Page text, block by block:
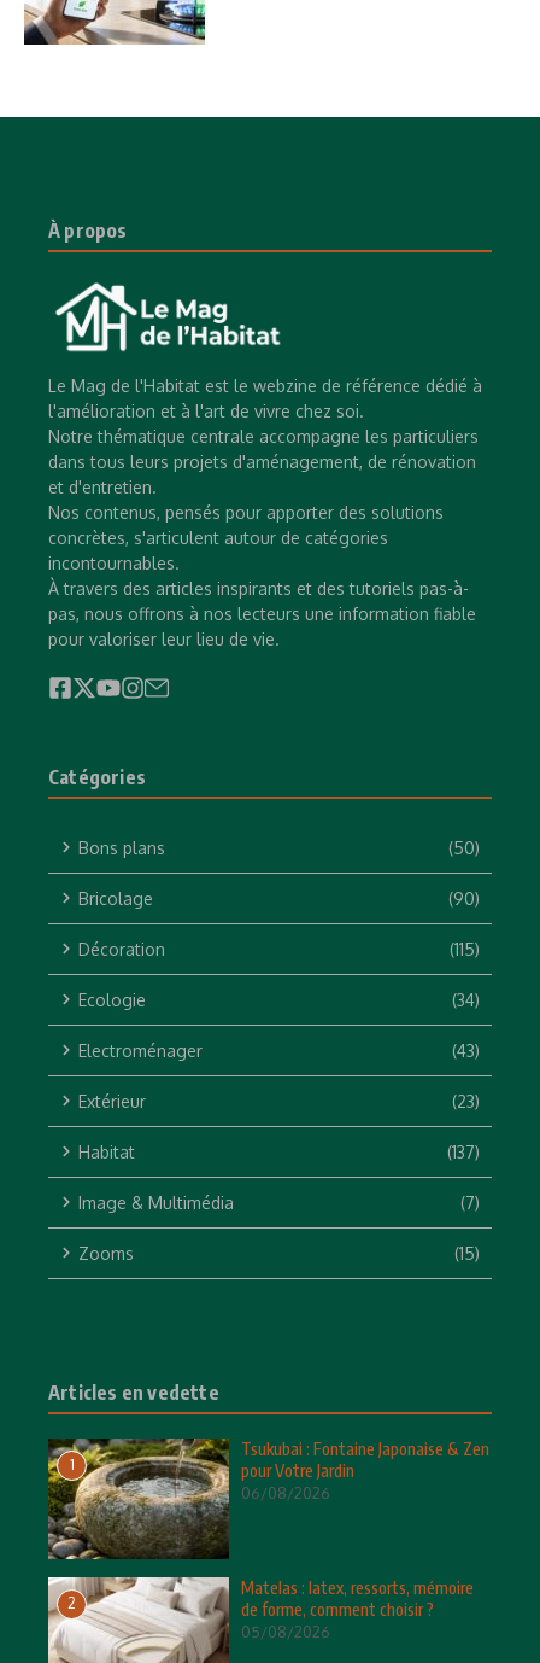
À propos
Le Mag de l'Habitat est le webzine de référence dédié à
l'amélioration et à l'art de vivre chez soi.
Notre thématique centrale accompagne les particuliers
dans tous leurs projets d'aménagement, de rénovation
et d'entretien.
Nos contenus, pensés pour apporter des solutions
concrètes, s'articulent autour de catégories
incontournables.
À travers des articles inspirants et des tutoriels pas-à-
pas, nous offrons à nos lecteurs une information fiable
pour valoriser leur lieu de vie.
Catégories
Bons plans (50)
Bricolage (90)
Décoration (115)
Ecologie (34)
Electroménager (43)
Extérieur (23)
Habitat (137)
Image & Multimédia (7)
Zooms (15)
Articles en vedette
1
Tsukubai : Fontaine Japonaise & Zen
pour Votre Jardin
06/08/2026
2
Matelas : latex, ressorts, mémoire
de forme, comment choisir ?
05/08/2026